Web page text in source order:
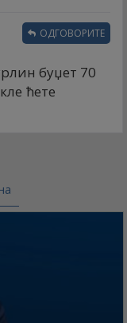
буџет 70
ћете
ОДГОВОРИТЕ